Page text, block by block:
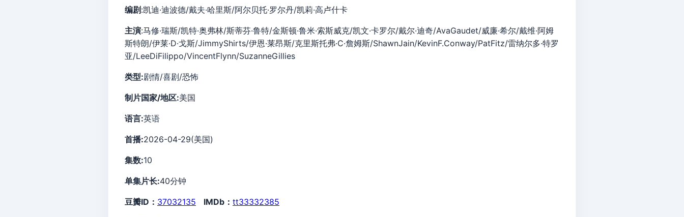
编剧 :凯迪·迪波德/戴夫·哈里斯/阿尔贝托·罗尔丹/凯莉·高卢什卡
主演:马修·瑞斯/凯特·奥弗林/斯蒂芬·鲁特/金斯顿·鲁米·索斯威克/凯文·卡罗尔/戴尔·迪奇/AvaGaudet/威廉·希尔/戴维·阿姆
斯特朗/伊莱·D·戈斯/JimmyShirts/伊恩·莱昂斯/克里斯托弗·C·詹姆斯/ShawnJain/KevinF.Conway/PatFitz/雷纳尔多·特罗
亚/LeeDiFilippo/VincentFlynn/SuzanneGillies
类型:剧情/喜剧/恐怖
制片国家/地区:美国
语言:英语
首播:2026-04-29(美国)
集数:10
单集片长:40分钟
豆瓣ID： 37032135 IMDb： tt33332385